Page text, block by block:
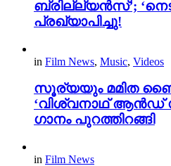
ബ്രില്ല്യൻസ്’;
പ്രഖ്യാപിച്ചു!
in Film News, Music, Videos
സൂര്യയും മമിത
‘വിശ്വനാഥ് ആൻഡ്
ഗാനം പുറത്തിറങ്ങി
in Film News